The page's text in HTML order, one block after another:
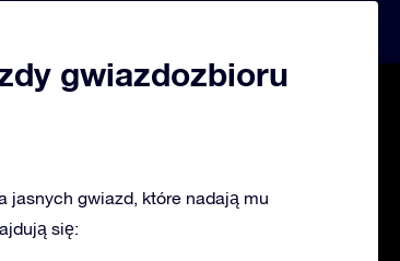
gwiazdozbioru
jasnych gwiazd, które nadają mu
się: